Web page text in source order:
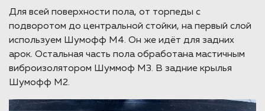
Для всей поверхности пола, от торпеды с
подворотом до центральной стойки, на первый слой
используем Шумофф М4. Он же идёт для задних
арок. Остальная часть пола обработана мастичным
виброизолятором Шуммоф М3. В задние крылья
Шумофф М2.